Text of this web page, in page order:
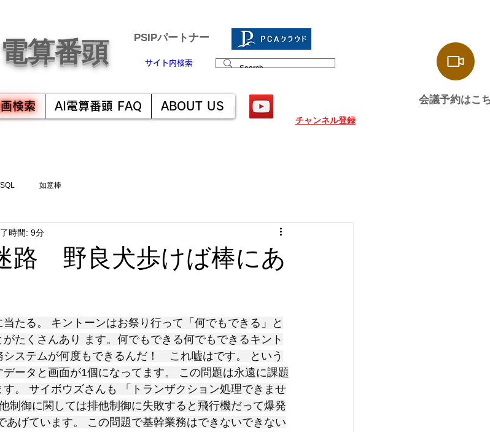
算番頭 ​PSIPパートナー
サイト内検索
検索 AI電算番頭 FAQ ABOUT US
チャンネル登録
会議予約はこ
如意棒
路 野良犬歩けば棒にあ
時間: 9分
。
たる。 キントーンはお祭り行って「何でもできる」と
たくさんあり ます。何でもできる何でもできるキント
ステムが何度もできるんだ！　これ嘘はです。 という
ータと画面が1個になってます。 この問題は永遠に課題
。 サイボウズさんも 「トランザクション処理できませ
制御に関しては排他制御に失敗すると飛行機だって爆発
あげています。 この問題で基幹業務はできないできない